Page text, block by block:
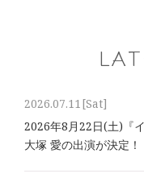
2026.07.11[Sat]
2026年8⽉22⽇(土)『
大塚 愛の出演が決定！